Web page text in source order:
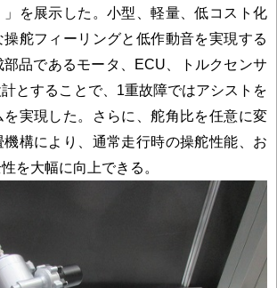
を展示した。小型、軽量、低コスト化
操舵フィーリングと低作動音を実現する
品であるモータ、ECU、トルクセンサ
とすることで、1重故障ではアシストを
を実現した。さらに、舵角比を任意に変
構により、通常走行時の操舵性能、お
を大幅に向上できる。